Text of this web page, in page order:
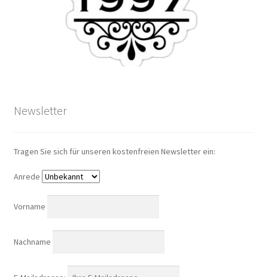
Newsletter
Tragen Sie sich für unseren kostenfreien Newsletter ein:
Anrede
Vorname
Nachname